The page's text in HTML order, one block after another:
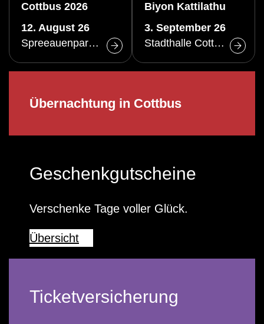
Cottbus 2026
12. August 26
Spreeauenpark Cottbus
Biyon Kattilathu
3. September 26
Stadthalle Cottbus
Übernachtung in Cottbus
Geschenkgutscheine
Verschenke Tage voller Glück.
Übersicht
Ticketversicherung